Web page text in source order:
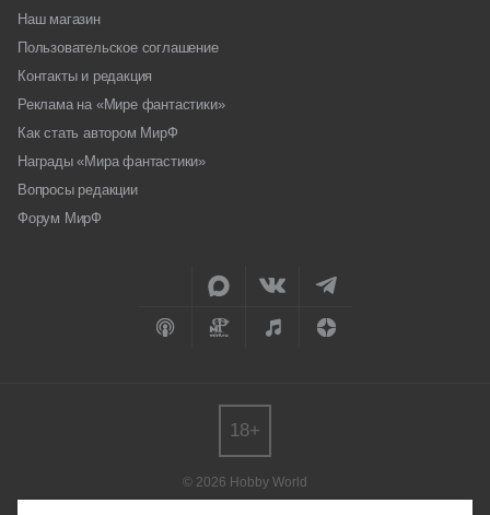
Наш магазин
Пользовательское соглашение
Контакты и редакция
Реклама на «Мире фантастики»
Как стать автором МирФ
Награды «Мира фантастики»
Вопросы редакции
Форум МирФ
© 2026 Hobby World
18+